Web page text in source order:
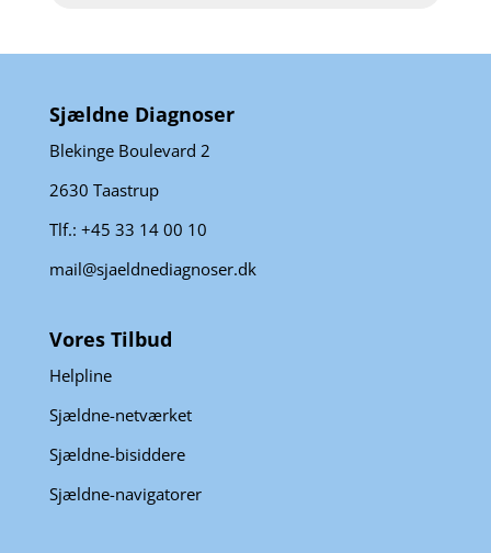
Sjældne Diagnoser
Blekinge Boulevard 2
2630 Taastrup
Tlf.: +45 33 14 00 10
mail@sjaeldnediagnoser.dk
Vores Tilbud
Helpline
Sjældne-netværket
Sjældne-bisiddere
Sjældne-navigatorer